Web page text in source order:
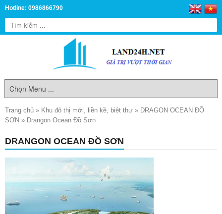
Hotline: 0986866790
Trang chủ » Khu đô thị mới, liền kề, biệt thự » DRAGON OCEAN ĐỒ
SƠN » Drangon Ocean Đồ Sơn
DRANGON OCEAN ĐỒ SƠN